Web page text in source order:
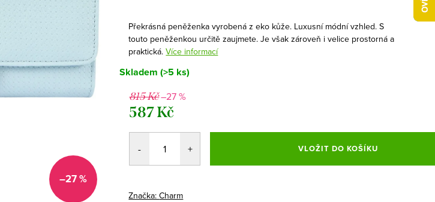
–27 %
Překrásná peněženka vyrobená z eko kůže. Luxusní módní vzhled. S
touto peněženkou určitě zaujmete. Je však zároveň i velice prostorná a
praktická.Více informací
Skladem (>5 ks)
815 Kč–27 %
587 Kč
Měrná
VLOŽIT DO KOŠÍKU
Značka:Charm